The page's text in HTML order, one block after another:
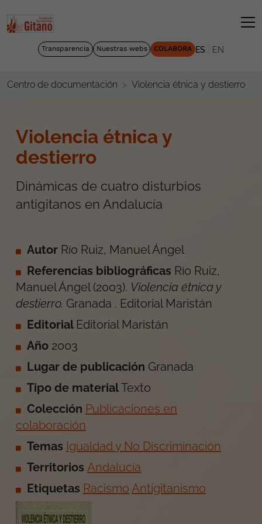
Transparencia Nuestras webs COLABORA ES EN
Centro de documentación Violencia étnica y destierro
Violencia étnica y
destierro
Dinámicas de cuatro disturbios
antigitanos en Andalucía
Autor Río Ruiz, Manuel Ángel
Referencias bibliográficas Río Ruiz,
Manuel Ángel(2003). Violencia étnica y
destierro. Granada . Editorial Maristán
Editorial Editorial Maristán
Año 2003
Lugar de publicación Granada
Tipo de material Texto
Colección Publicaciones en
colaboración
Temas Igualdad y No Discriminación
Territorios Andalucía
Etiquetas Racismo Antigitanismo